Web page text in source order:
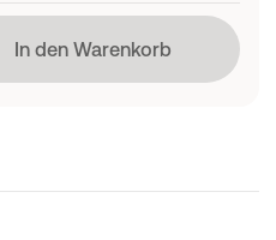
In den Warenkorb